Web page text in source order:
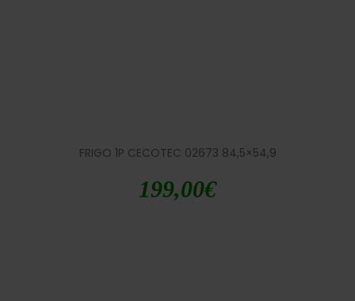
FRIGO 1P CECOTEC 02673 84,5×54,9
199,00€